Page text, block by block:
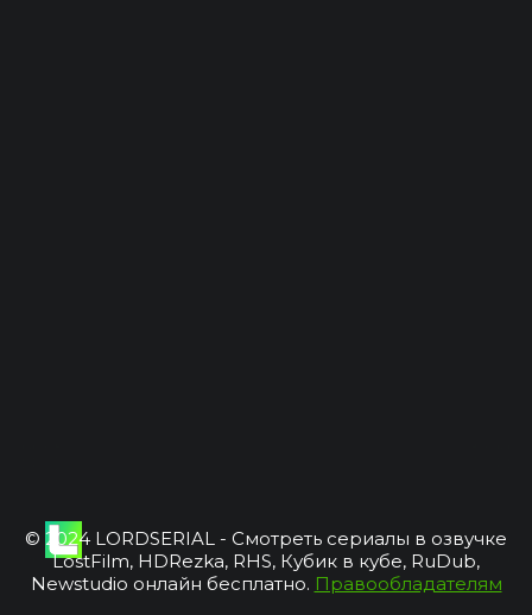
© 2024 LORDSERIAL - Смотреть сериалы в озвучке
LostFilm, HDRezka, RHS, Кубик в кубе, RuDub,
Newstudio онлайн бесплатно. Правообладателям